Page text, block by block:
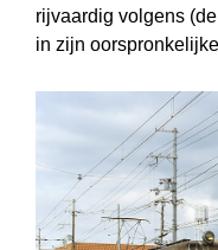
rijvaardig volgens
in zijn